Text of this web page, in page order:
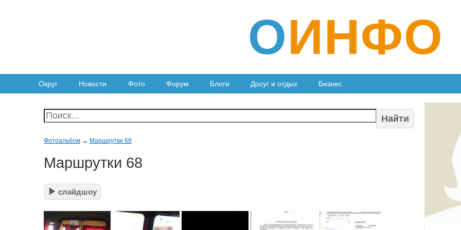
ОИНФО
Округ Новости Фото Форум Блоги Досуг и отдых Бизнес
Найти
Фотоальбом → Маршрутки 68
Маршрутки 68
слайдшоу